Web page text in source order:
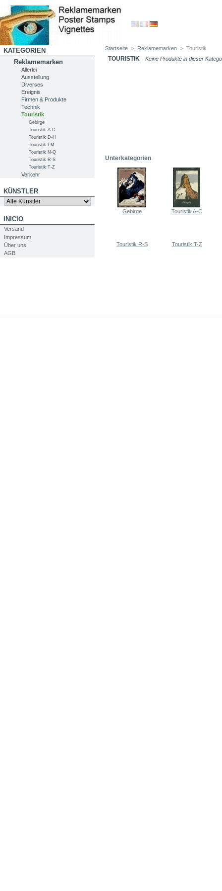
KATEGORIEN
Reklamemarken
Allerlei
Ausstellung
Diverses
Ereignis
Firmen & Produkte
Technik
Touristik
Gebirge
Touristik A-C
Touristik D-H
Touristik I-M
Touristik N-Q
Touristik R-S
Touristik T-Z
Verkehr
KÜNSTLER
INICIO
Versand
Impressum
Über uns
AGB
Startseite > Reklamemarken > Touristik
TOURISTIK Keine Produkte in dieser
Unterkategorien
Gebirge Touristik A-C
Touristik R-S Touristik T-Z